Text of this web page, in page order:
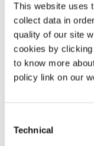
This website uses
collect data in
quality of our site
cookies by
to know more
policy link on our
Selection
Technical
Zuurstof - O2
Stikstof - N 2
Sectors of
Olieraffinering
Wilt u meer weten?